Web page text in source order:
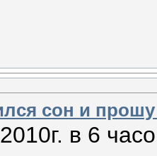
сон и прошу
в 6